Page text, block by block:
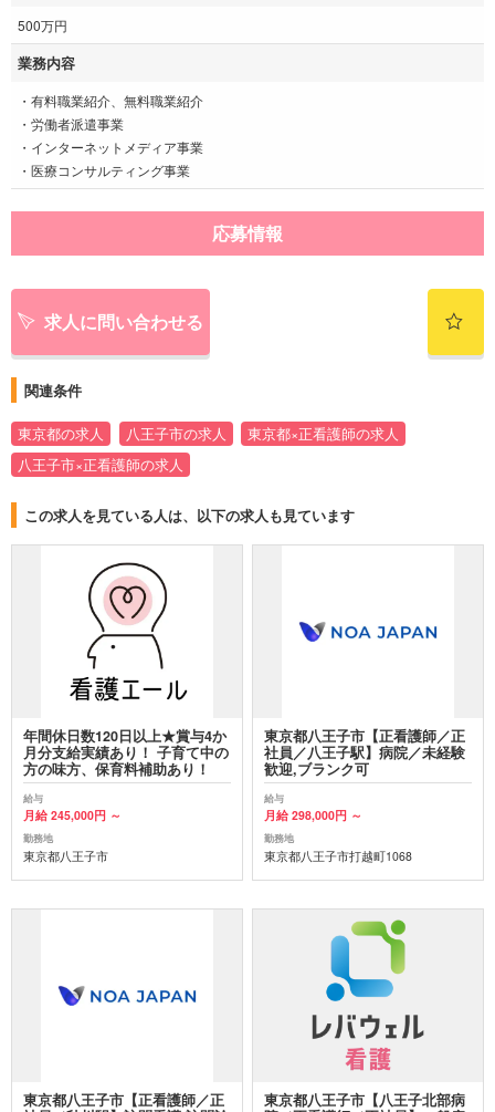
500万円
業務内容
・有料職業紹介、無料職業紹介
・労働者派遣事業
・インターネットメディア事業
・医療コンサルティング事業
応募情報
求人に問い合わせる
関連条件
東京都の求人 八王子市の求人
東京都×正看護師の求人
八王子市×正看護師の求人
この求人を見ている人は、以下の求人も見ています
年間休日数120日以上★賞与4か
月分支給実績あり！ 子育て中の
方の味方、保育料補助あり！
給与
月給 245,000円 ～
勤務地
東京都八王子市
東京都八王子市【正看護師／正
社員／八王子駅】病院／未経験
歓迎,ブランク可
給与
月給 298,000円 ～
勤務地
東京都八王子市打越町1068
東京都八王子市【正看護師／正
東京都八王子市【八王子北部病